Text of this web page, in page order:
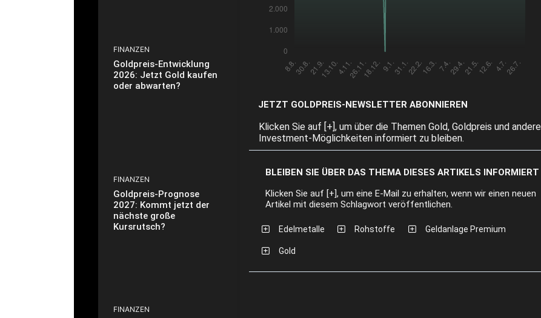
FINANZEN
Goldpreis-Entwicklung
2026: Jetzt Gold kaufen
oder abwarten?
FINANZEN
Goldpreis-Prognose
2027: Kommt jetzt der
nächste große
Kursrutsch?
FINANZEN
JETZT GOLDPREIS-NEWSLETTER ABONNIEREN
Klicken Sie auf [+], um über die Themen Gold, Goldpreis und andere
Investment-Möglichkeiten informiert zu bleiben.
BLEIBEN SIE ÜBER DAS THEMA DIESES ARTIKELS INFORMIERT
Klicken Sie auf [+], um eine E-Mail zu erhalten, wenn wir einen neuen
Artikel mit diesem Schlagwort veröffentlichen.
Edelmetalle Rohstoffe Geldanlage Premium
Gold